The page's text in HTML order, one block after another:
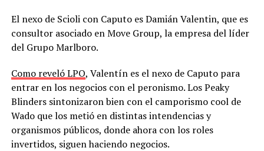
El nexo de Scioli con Caputo es Damián Valentin, que es
consultor asociado en Move Group, la empresa del líder
del Grupo Marlboro.
Como reveló LPO, Valentín es el nexo de Caputo para
entrar en los negocios con el peronismo. Los Peaky
Blinders sintonizaron bien con el camporismo cool de
Wado que los metió en distintas intendencias y
organismos públicos, donde ahora con los roles
invertidos, siguen haciendo negocios.